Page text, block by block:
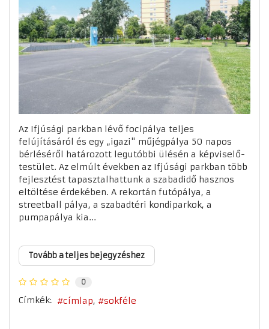
Az Ifjúsági parkban lévő focipálya teljes
felújításáról és egy „igazi" műjégpálya 50 napos
bérléséről határozott legutóbbi ülésén a képviselő-
testület. Az elmúlt években az Ifjúsági parkban több
fejlesztést tapasztalhattunk a szabadidő hasznos
eltöltése érdekében. A rekortán futópálya, a
streetball pálya, a szabadtéri kondiparkok, a
pumpapálya kia...
Tovább a teljes bejegyzéshez
0
Címkék: címlap sokféle